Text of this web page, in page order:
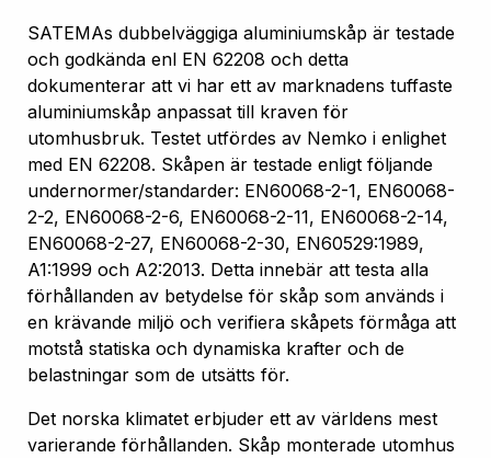
SATEMAs dubbelväggiga aluminiumskåp är testade
och godkända enl EN 62208 och detta
dokumenterar att vi har ett av marknadens tuffaste
aluminiumskåp anpassat till kraven för
utomhusbruk. Testet utfördes av Nemko i enlighet
med EN 62208. Skåpen är testade enligt följande
undernormer/standarder: EN60068-2-1, EN60068-
2-2, EN60068-2-6, EN60068-2-11, EN60068-2-14,
EN60068-2-27, EN60068-2-30, EN60529:1989,
A1:1999 och A2:2013. Detta innebär att testa alla
förhållanden av betydelse för skåp som används i
en krävande miljö och verifiera skåpets förmåga att
motstå statiska och dynamiska krafter och de
belastningar som de utsätts för.
Det norska klimatet erbjuder ett av världens mest
varierande förhållanden. Skåp monterade utomhus